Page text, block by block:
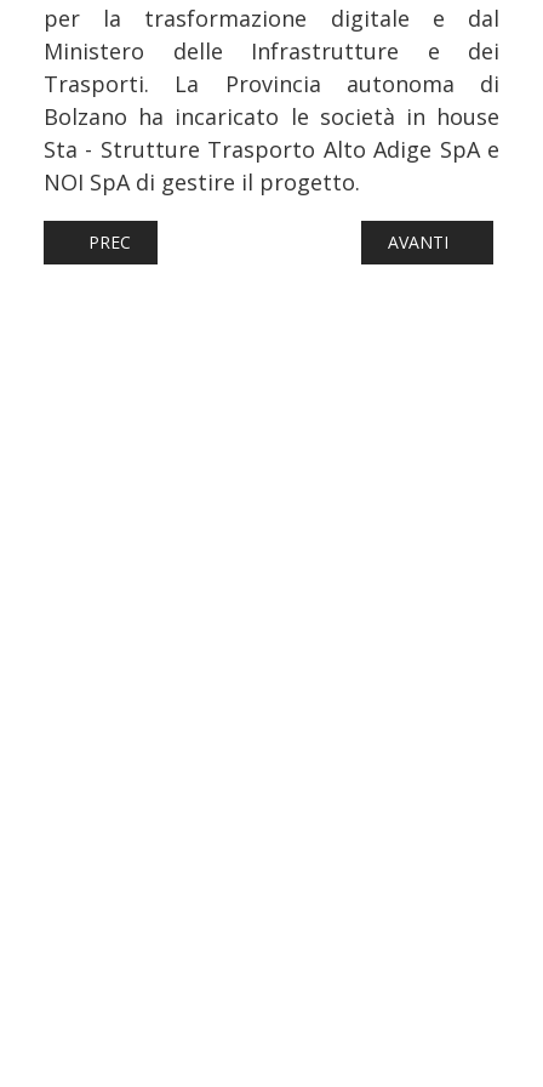
per la trasformazione digitale e dal
Ministero delle Infrastrutture e dei
Trasporti. La Provincia autonoma di
Bolzano ha incaricato le società in house
Sta - Strutture Trasporto Alto Adige SpA e
NOI SpA di gestire il progetto.
ARTICOLO PRECEDENTE: AEREI: ORIO AL SERIO,
PREC ARTICOLO
AVANTI